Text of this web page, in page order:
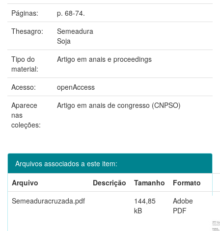
Páginas:
p. 68-74.
Thesagro:
Semeadura
Soja
Tipo do
material:
Artigo em anais e proceedings
Acesso:
openAccess
Aparece
nas
coleções:
Artigo em anais de congresso (CNPSO)
Arquivos associados a este item:
Arquivo
Descrição Tamanho
Formato
Semeaduracruzada.pdf
144,85
kB
Adobe
PDF